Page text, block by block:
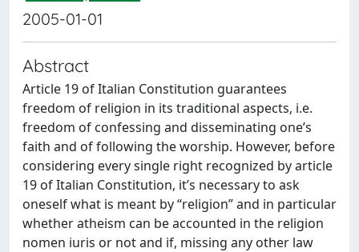
2005-01-01
Abstract
Article 19 of Italian Constitution guarantees
freedom of religion in its traditional aspects, i.e.
freedom of confessing and disseminating one’s
faith and of following the worship. However, before
considering every single right recognized by article
19 of Italian Constitution, it’s necessary to ask
oneself what is meant by “religion” and in particular
whether atheism can be accounted in the religion
nomen iuris or not and if, missing any other law